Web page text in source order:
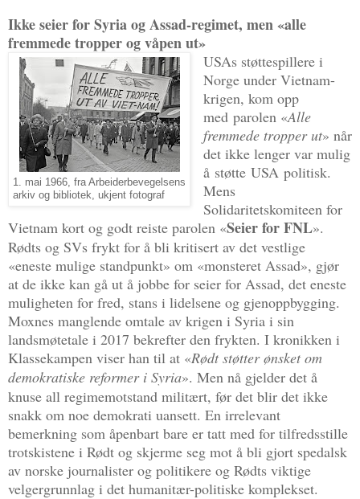
Ikke seier for Syria og Assad-regimet, men «alle
fremmede tropper og våpen ut»
1. mai 1966, fra Arbeiderbevegelsens
arkiv og bibliotek, ukjent fotograf
USAs støttespillere i
Norge under Vietnam-
krigen, kom opp
med parolen «Alle
fremmede tropper ut» når
det ikke lenger var mulig
å støtte USA politisk.
Mens
Solidaritetskomiteen for
Vietnam kort og godt reiste parolen «Seier for FNL».
Rødts og SVs frykt for å bli kritisert av det vestlige
«eneste mulige standpunkt» om «monsteret Assad», gjør
at de ikke kan gå ut å jobbe for seier for Assad, det eneste
muligheten for fred, stans i lidelsene og gjenoppbygging.
Moxnes manglende omtale av krigen i Syria i sin
landsmøtetale i 2017 bekrefter den frykten. I kronikken i
Klassekampen viser han til at «Rødt støtter ønsket om
demokratiske reformer i Syria». Men nå gjelder det å
knuse all regimemotstand militært, før det blir det ikke
snakk om noe demokrati uansett. En irrelevant
bemerkning som åpenbart bare er tatt med for tilfredsstille
trotskistene i Rødt og skjerme seg mot å bli gjort spedalsk
av norske journalister og politikere og Rødts viktige
velgergrunnlag i det humanitær-politiske komplekset.